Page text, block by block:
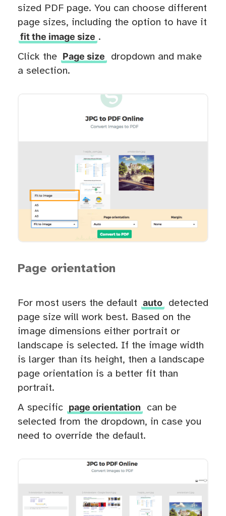
sized PDF page. You can choose different
page sizes, including the option to have it
fit the image size .
Click the Page size
dropdown and make
a selection.
Page orientation
For most users the default auto
detected
page size will work best. Based on the
image dimensions either portrait or
landscape is selected. If the image width
is larger than its height, then a landscape
page orientation is a better fit than
portrait.
A specific page orientation
can be
selected from the dropdown, in case you
need to override the default.